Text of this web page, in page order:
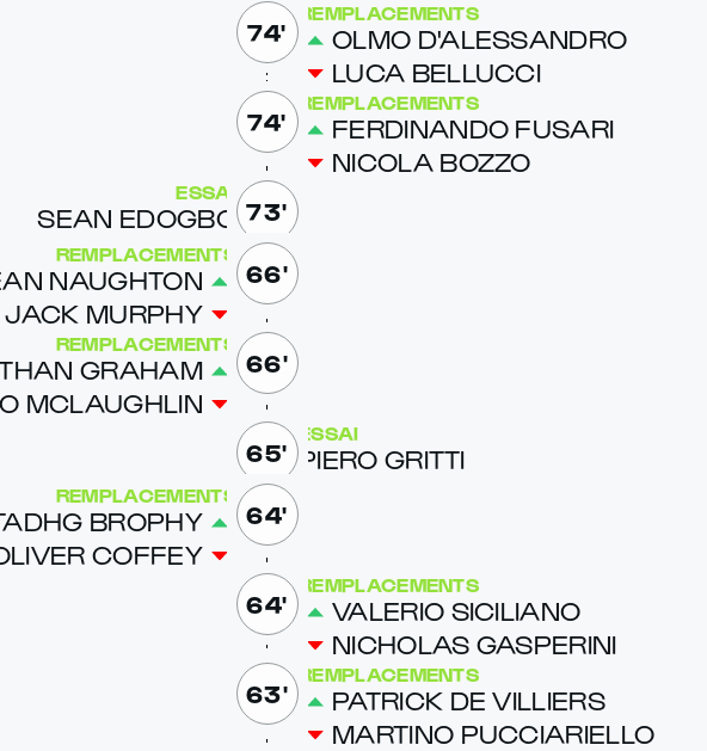
74'
REMPLACEMENTS
OL­MO D'A­LESSAN­DRO
LU­CA BEL­LUC­CI
74'
REMPLACEMENTS
FER­DI­NAN­DO FUSARI
NICO­LA BOZ­ZO
73'
ESSAI
SEAN EDOG­BO
66'
REMPLACEMENTS
NAUGHTON
JACK MUR­PHY
66'
REMPLACEMENTS
GRA­HAM
MCLAUGH­LIN
65'
ESSAI
PIERO GRIT­TI
64'
REMPLACEMENTS
BRO­PHY
COF­FEY
64'
REMPLACEMENTS
VA­LE­RIO SI­CIL­IANO
NICHOLAS GASPERI­NI
63'
REMPLACEMENTS
PATRICK DE VIL­LIERS
MAR­TI­NO PUC­CIA­RIEL­LO